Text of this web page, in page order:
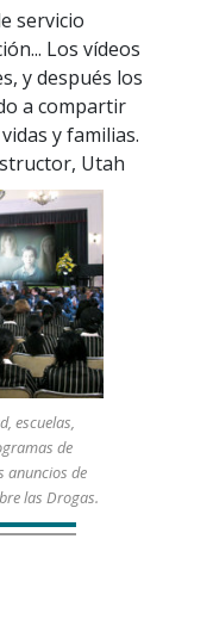
servicio
Los vídeos
y después los
a compartir
y familias.
Utah
escuelas,
de
anuncios de
las Drogas.